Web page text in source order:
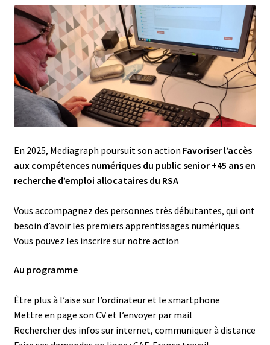
En 2025, Mediagraph poursuit son action Favoriser l’accès
aux compétences numériques du public senior +45 ans en
recherche d’emploi allocataires du RSA
Vous accompagnez des personnes très débutantes, qui ont
besoin d’avoir les premiers apprentissages numériques.
Vous pouvez les inscrire sur notre action
Au programme
Être plus à l’aise sur l’ordinateur et le smartphone
Mettre en page son CV et l’envoyer par mail
Rechercher des infos sur internet, communiquer à distance